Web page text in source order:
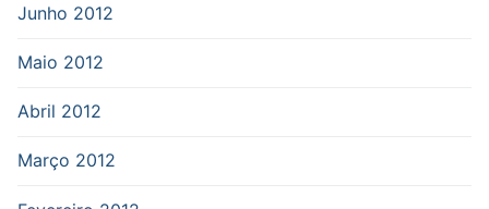
Junho 2012
Maio 2012
Abril 2012
Março 2012